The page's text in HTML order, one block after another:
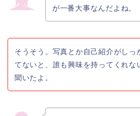
が一番大事なんだよね。
そうそう。写真とか自己紹介がしっ
てないと、誰も興味を持ってくれな
聞いたよ。